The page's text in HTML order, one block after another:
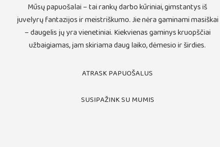
Mūsų papuošalai – tai rankų darbo kūriniai, gimstantys iš
juvelyrų fantazijos ir meistriškumo. Jie nėra gaminami masiškai
– daugelis jų yra vienetiniai. Kiekvienas gaminys kruopščiai
užbaigiamas, jam skiriama daug laiko, dėmesio ir širdies.
ATRASK PAPUOŠALUS
SUSIPAŽINK SU MUMIS